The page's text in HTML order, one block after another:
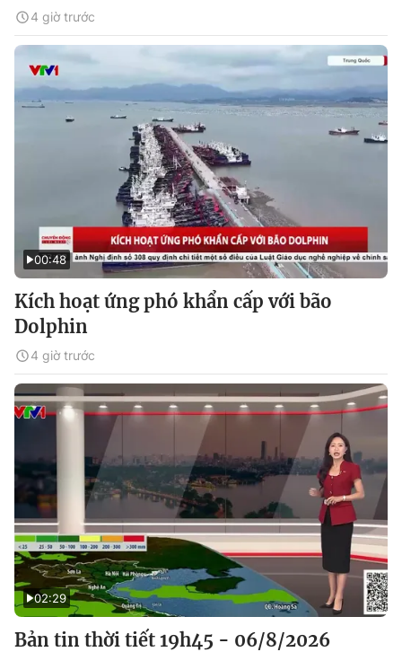
4 giờ trước
00:48
Kích hoạt ứng phó khẩn cấp với bão
Dolphin
4 giờ trước
02:29
Bản tin thời tiết 19h45 - 06/8/2026